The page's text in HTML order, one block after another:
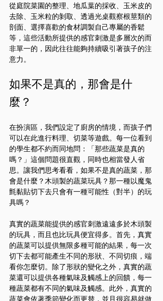
從庭院菜園的整理、地瓜葉的採收、玉米皮的
去除、玉米粒的剝取、透過光桌觀察根莖類的
剖面、選擇喜歡的食材調製自己專屬的香鬆
等，這些活動所提供的感官刺激是多層次的而
非單一的，因此往往能夠持續吸引著孩子的注
意力。
如果不是真的，那會是什
麼？
在扮演區，我們設定了廚房的情境，而孩子們
可以在此進行料理、切菜等遊戲。每一位看到
的學生都不約而同地問：「那些蔬菜是真的
嗎？」這個問題很直觀，同時也相當發人省
思。讓我們思考看看，如果不是真的蔬菜，那
會是什麼？木頭製的蔬菜玩具？那一種以魔鬼
氈黏貼切下去只會有一種可能性（對半）的玩
具嗎？
真實的蔬菜能提供的感官刺激遠遠多於木頭製
的玩具，而且也比玩具便宜得多。首先，真實
的蔬菜可以提供無限多種可能的結果，每一次
切下去都可能產生不同的形狀、不同切痕，端
看你怎麼切。除了形狀的變化之外，真實的蔬
菜還可以提供各種氣味及觸感上的回饋，每一
種蔬菜都有不同的氣味及觸感。此外，真實的
蔬菜會依著季節變化而更替，並且很容易就做